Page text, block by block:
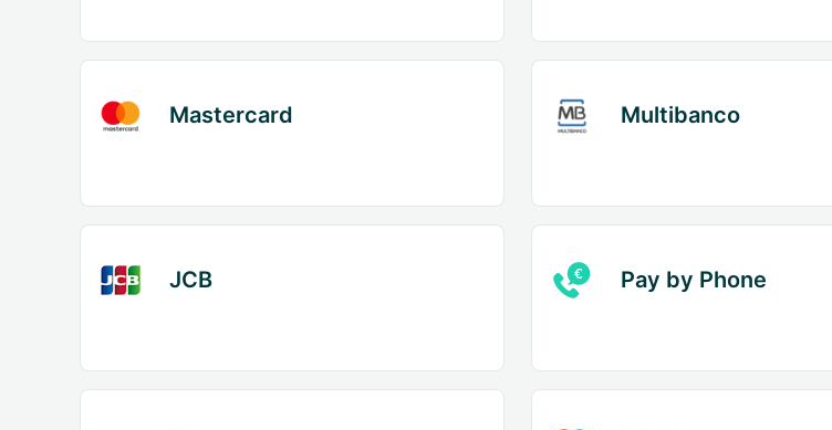
Mastercard Multibanco
JCB Pay by Phone